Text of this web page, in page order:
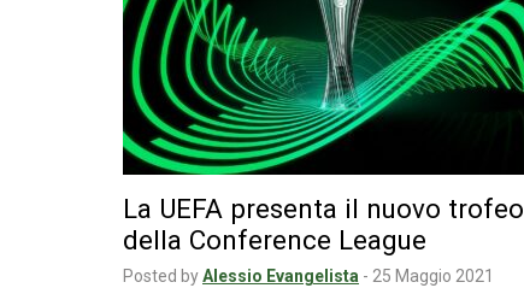
La UEFA presenta il nuovo trofeo
della Conference League
Posted byAlessio Evangelista - 25 Maggio 2021